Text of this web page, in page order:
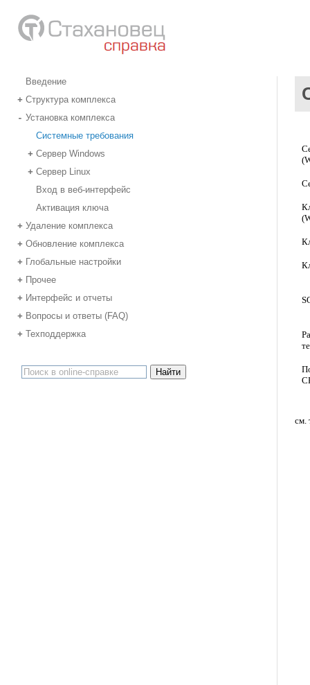
Введение
+ Структура комплекса
- Установка комплекса
Системные требования
+ Сервер Windows
+ Сервер Linux
Вход в веб-интерфейс
Активация ключа
+ Удаление комплекса
+ Обновление комплекса
+ Глобальные настройки
+ Прочее
+ Интерфейс и отчеты
+ Вопросы и ответы (FAQ)
+ Техподдержка
см.